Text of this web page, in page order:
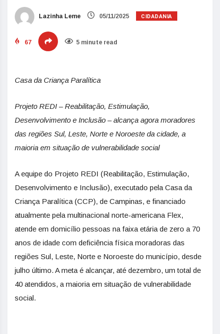
Lazinha Leme 05/11/2025 CIDADANIA
67 5 minute read
Casa da Criança Paralítica
Projeto REDI – Reabilitação, Estimulação,
Desenvolvimento e Inclusão – alcança agora moradores
das regiões Sul, Leste, Norte e Noroeste da cidade, a
maioria em situação de vulnerabilidade social
A equipe do Projeto REDI (Reabilitação, Estimulação,
Desenvolvimento e Inclusão), executado pela Casa da
Criança Paralítica (CCP), de Campinas, e financiado
atualmente pela multinacional norte-americana Flex,
atende em domicílio pessoas na faixa etária de zero a 70
anos de idade com deficiência física moradoras das
regiões Sul, Leste, Norte e Noroeste do município, desde
julho último. A meta é alcançar, até dezembro, um total de
40 atendidos, a maioria em situação de vulnerabilidade
social.